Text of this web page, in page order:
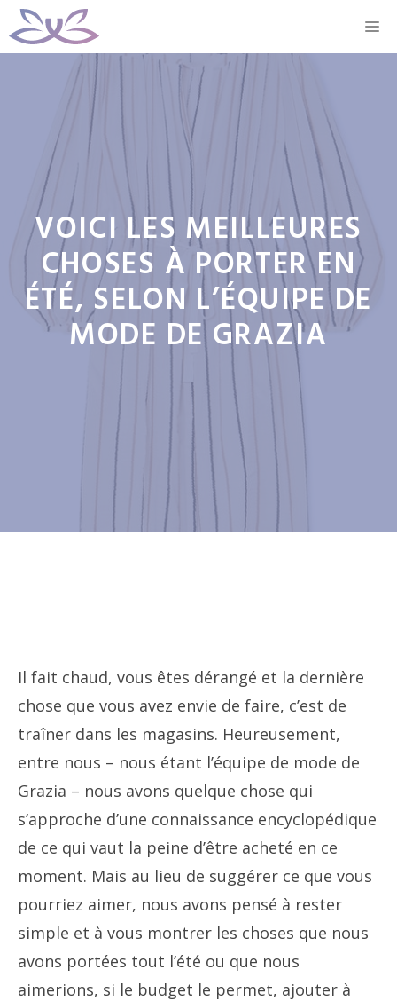
Aller
au
VOICI LES MEILLEURES
CHOSES À PORTER EN
ÉTÉ, SELON L’ÉQUIPE DE
MODE DE GRAZIA
Il fait chaud, vous êtes dérangé et la dernière
chose que vous avez envie de faire, c’est de
traîner dans les magasins. Heureusement,
entre nous – nous étant l’équipe de mode de
Grazia – nous avons quelque chose qui
s’approche d’une connaissance encyclopédique
de ce qui vaut la peine d’être acheté en ce
moment. Mais au lieu de suggérer ce que vous
pourriez aimer, nous avons pensé à rester
simple et à vous montrer les choses que nous
avons portées tout l’été ou que nous
aimerions, si le budget le permet, ajouter à